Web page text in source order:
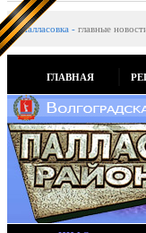
Палласовка - главные
ГЛАВНАЯ